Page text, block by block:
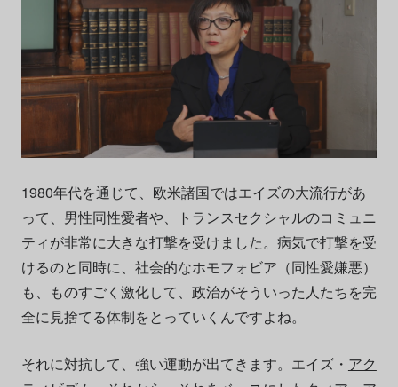
1980年代を通じて、欧米諸国ではエイズの大流行があ
って、男性同性愛者や、トランスセクシャルのコミュニ
ティが非常に大きな打撃を受けました。病気で打撃を受
けるのと同時に、社会的なホモフォビア（同性愛嫌悪）
も、ものすごく激化して、政治がそういった人たちを完
全に見捨てる体制をとっていくんですよね。
それに対抗して、強い運動が出てきます。エイズ・ アク